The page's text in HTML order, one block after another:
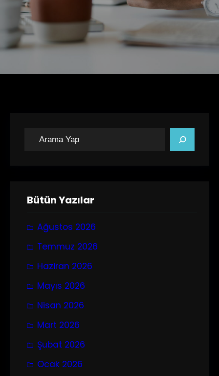
Bütün Yazılar
Ağustos 2026
Temmuz 2026
Haziran 2026
Mayıs 2026
Nisan 2026
Mart 2026
Şubat 2026
Ocak 2026